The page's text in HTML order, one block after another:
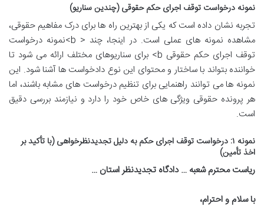
نمونه درخواست توقف اجرای حکم حقوقی (چندین سناریو)
تجربه نشان داده است که یکی از بهترین راه ها برای درک مفاهیم حقوقی،
مشاهده نمونه های عملی است. در اینجا، چند < b>نمونه درخواست
توقف اجرای حکم حقوقی b> برای سناریوهای مختلف ارائه می شود تا
خواننده بتواند با ساختار و محتوای این نوع دادخواست ها آشنا شود. این
نمونه ها می توانند راهنمایی برای تنظیم درخواست های مشابه باشند، اما
هر پرونده حقوقی ویژگی های خاص خود را دارد و نیازمند بررسی دقیق
است.
نمونه ۱: درخواست توقف اجرای حکم به دلیل تجدیدنظرخواهی (با تأکید بر
اخذ تأمین)
ریاست محترم شعبه … دادگاه تجدیدنظر استان …
با سلام و احترام،